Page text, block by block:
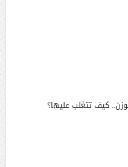
كيف تتغلب عليها؟